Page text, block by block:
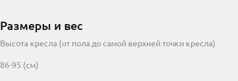
Размеры и вес
Высота кресла (от пола до самой верхней точки кресла)
86-95 (см)